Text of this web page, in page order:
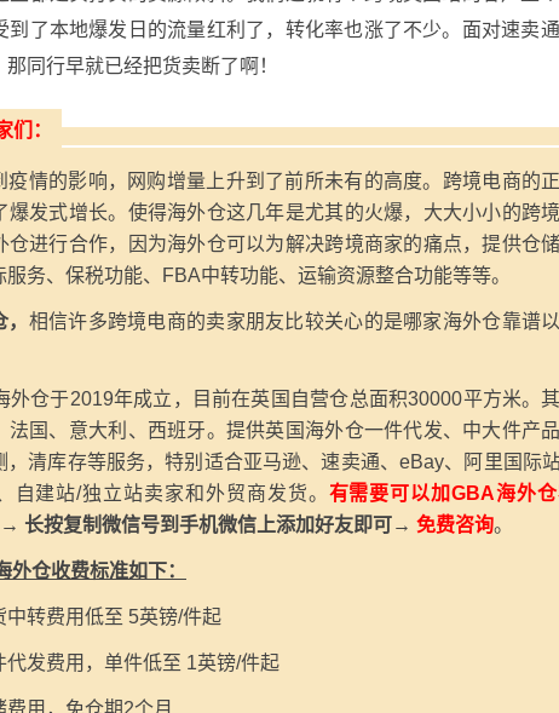
到了本地爆发日的流量红利了，转化率也涨了不少。面对速卖通
同行早就已经把货卖断了啊！
们：
疫情的影响，网购增量上升到了前所未有的高度。跨境电商的
爆发式增长。使得海外仓这几年是尤其的火爆，大大小小的跨
仓进行合作，因为海外仓可以为解决跨境商家的痛点，提供仓
务、保税功能、FBA中转功能、运输资源整合功能等等。
相信许多跨境电商的卖家朋友比较关心的是哪家海外仓靠谱
外仓于2019年成立，目前在英国自营仓总面积30000平方米。
法国、意大利、西班牙。提供英国海外仓一件代发、中大件产
，清库存等服务，特别适合亚马逊、速卖通、eBay、阿里国际
自建站/独立站卖家和外贸商发货。 有需要可以加GBA海外
→ 长按复制微信号到手机微信上添加好友即可→ 免费咨询。
外仓收费标准如下：
中转费用低至 5英镑/件起
代发费用，单件低至 1英镑/件起
费用，免仓期2个月